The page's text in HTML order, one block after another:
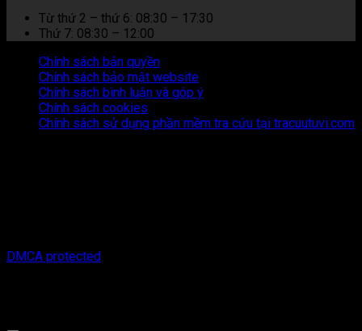
Từ thứ 2 – thứ 6: 08:30 – 17:30
Thứ 7: 08:30 – 12:00
Chính sách bản quyền
Chính sách bảo mật website
Chính sách bình luận và góp ý
Chính sách cookies
Chính sách sử dụng phần mềm tra cứu tại tracuutuvi.com
DMCA protected